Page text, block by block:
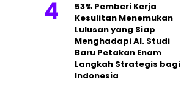
53% Pemberi Kerja
Kesulitan Menemukan
Lulusan yang Siap
Menghadapi AI. Studi
Baru Petakan Enam
Langkah Strategis bagi
Indonesia